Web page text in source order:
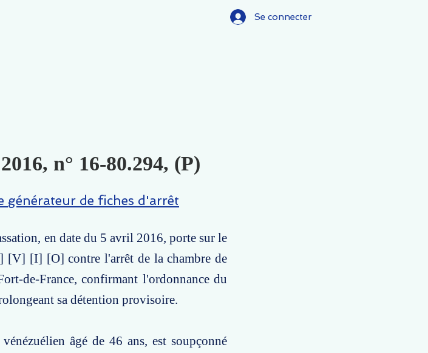
Se connecter
n° 16-80.294, (P)
générateur de fiches d'arrêt
en date du 5 avril 2016, porte sur le
[I] [O] contre l'arrêt de la chambre de
de-France, confirmant l'ordonnance du
sa détention provisoire.
âgé de 46 ans, est soupçonné